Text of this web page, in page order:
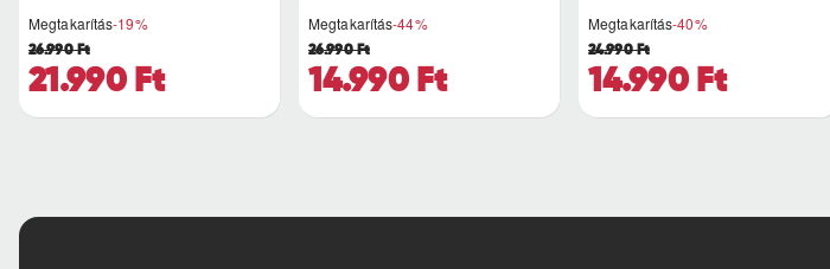
Megtakarítás-19%
21.990 Ft
26.990 Ft
Megtakarítás-44%
14.990 Ft
26.990 Ft
Megtakarítás-40%
14.990 Ft
24.990 Ft